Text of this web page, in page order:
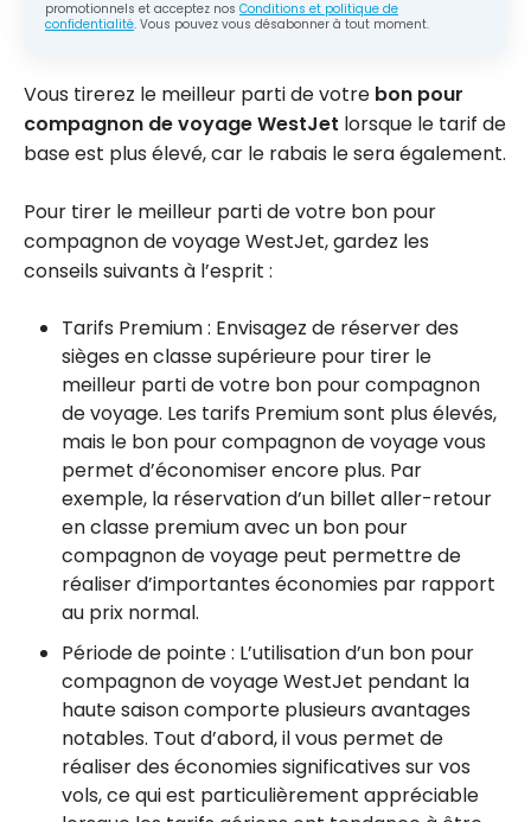
promotionnels et acceptez nos Conditions et politique de
confidentialité. Vous pouvez vous désabonner à tout moment.
Vous tirerez le meilleur parti de votre bon pour
compagnon de voyage WestJet lorsque le tarif de
base est plus élevé, car le rabais le sera également.
Pour tirer le meilleur parti de votre bon pour
compagnon de voyage WestJet, gardez les
conseils suivants à l’esprit :
Tarifs Premium : Envisagez de réserver des
sièges en classe supérieure pour tirer le
meilleur parti de votre bon pour compagnon
de voyage. Les tarifs Premium sont plus élevés,
mais le bon pour compagnon de voyage vous
permet d’économiser encore plus. Par
exemple, la réservation d’un billet aller-retour
en classe premium avec un bon pour
compagnon de voyage peut permettre de
réaliser d’importantes économies par rapport
au prix normal.
Période de pointe : L’utilisation d’un bon pour
compagnon de voyage WestJet pendant la
haute saison comporte plusieurs avantages
notables. Tout d’abord, il vous permet de
réaliser des économies significatives sur vos
vols, ce qui est particulièrement appréciable